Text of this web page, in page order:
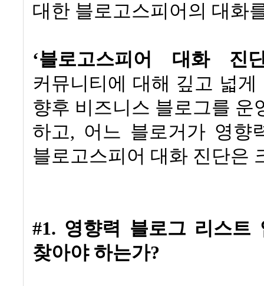
대한 블로고스피어의 대화
‘블로고스피어 대화 진
커뮤니티에 대해 깊고 넓
향후 비즈니스 블로그를 운
하고, 어느 블로거가 영향
블로고스피어 대화 진단은
#1. 영향력 블로그 리스트
찾아야 하는가?